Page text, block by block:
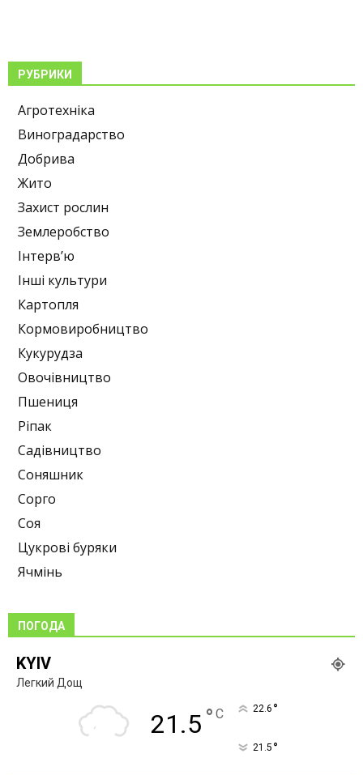
РУБРИКИ
Агротехніка
Виноградарство
Добрива
Жито
Захист рослин
Землеробство
Інтерв’ю
Інші культури
Картопля
Кормовиробництво
Кукурудза
Овочівництво
Пшениця
Ріпак
Садівництво
Соняшник
Сорго
Соя
Цукрові буряки
Ячмінь
ПОГОДА
KYIV
Легкий Дощ
21.5 ° C 22.6 °
21.5 °